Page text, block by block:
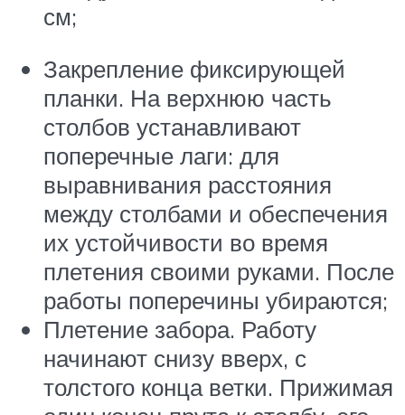
см;
Закрепление фиксирующей
планки. На верхнюю часть
столбов устанавливают
поперечные лаги: для
выравнивания расстояния
между столбами и обеспечения
их устойчивости во время
плетения своими руками. После
работы поперечины убираются;
Плетение забора. Работу
начинают снизу вверх, с
толстого конца ветки. Прижимая